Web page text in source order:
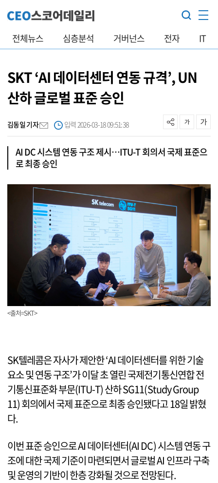
전체뉴스 심층분석 거버넌스 전자 IT
SKT ‘AI 데이터센터 연동 규격’, UN
산하 글로벌 표준 승인
김동일 기자 입력 2026-03-18 09:51:38
AI DC 시스템 연동 구조 제시…ITU-T 회의서 국제 표준으
로 최종 승인
<출처=SKT>
SK텔레콤은 자사가 제안한 ‘AI 데이터센터를 위한 기술
요소 및 연동 구조’가 이달 초 열린 국제전기통신연합 전
기통신표준화 부문(ITU-T) 산하 SG11(Study Group
11) 회의에서 국제 표준으로 최종 승인됐다고 18일 밝혔
다.
이번 표준 승인으로 AI 데이터센터(AI DC) 시스템 연동 구
조에 대한 국제 기준이 마련되면서 글로벌 AI 인프라 구축
및 운영의 기반이 한층 강화될 것으로 전망된다.